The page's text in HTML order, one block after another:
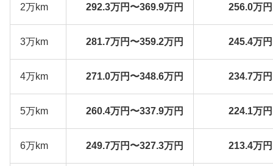
2万km 292.3万円〜369.9万円 256.0万
3万km 281.7万円〜359.2万円 245.4万
4万km 271.0万円〜348.6万円 234.7万
5万km 260.4万円〜337.9万円 224.1万
6万km 249.7万円〜327.3万円 213.4万